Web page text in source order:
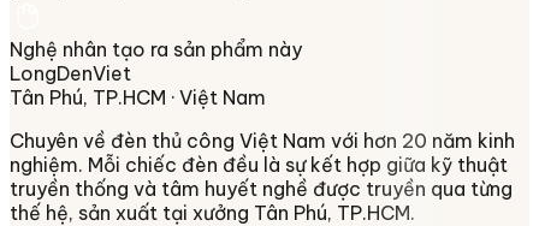
Nghệ nhân tạo ra sản phẩm này
LongDenViet
Tân Phú, TP.HCM · Việt Nam
Chuyên về đèn thủ công Việt Nam với hơn 20 năm kinh
nghiệm. Mỗi chiếc đèn đều là sự kết hợp giữa kỹ thuật
truyền thống và tâm huyết nghề được truyền qua từng
thế hệ, sản xuất tại xưởng Tân Phú, TP.HCM.